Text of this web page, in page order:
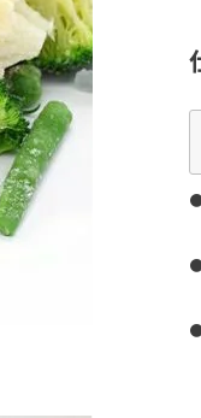
性原料・素材